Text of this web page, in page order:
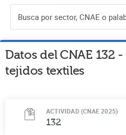
Datos del CNAE 132 -
tejidos textiles
ACTIVIDAD (CNAE 2025)
132